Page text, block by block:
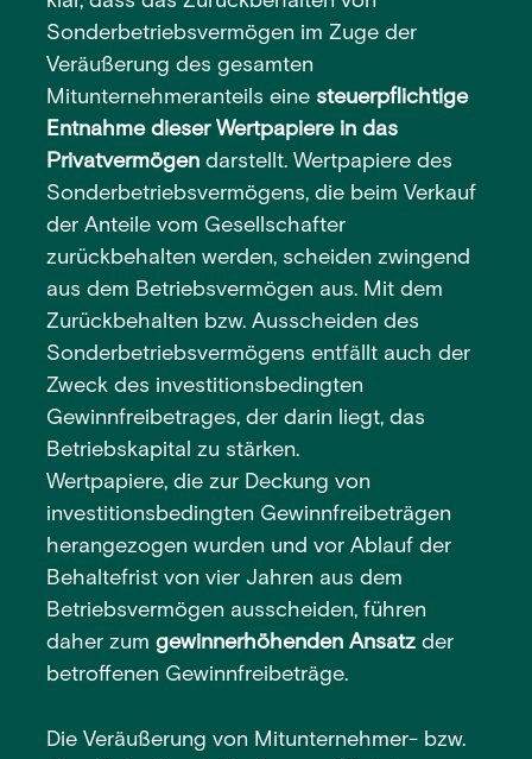
Sonderbetriebsvermögen im Zuge der
Veräußerung des gesamten
Mitunternehmeranteils eine steuerpflichtige
Entnahme dieser Wertpapiere in das
Privatvermögen darstellt. Wertpapiere des
Sonderbetriebsvermögens, die beim Verkauf
der Anteile vom Gesellschafter
zurückbehalten werden, scheiden zwingend
aus dem Betriebsvermögen aus. Mit dem
Zurückbehalten bzw. Ausscheiden des
Sonderbetriebsvermögens entfällt auch der
Zweck des investitionsbedingten
Gewinnfreibetrages, der darin liegt, das
Betriebskapital zu stärken.
Wertpapiere, die zur Deckung von
investitionsbedingten Gewinnfreibeträgen
herangezogen wurden und vor Ablauf der
Behaltefrist von vier Jahren aus dem
Betriebsvermögen ausscheiden, führen
daher zumgewinnerhöhenden Ansatz der
betroffenen Gewinnfreibeträge.
Die Veräußerung von Mitunternehmer- bzw.